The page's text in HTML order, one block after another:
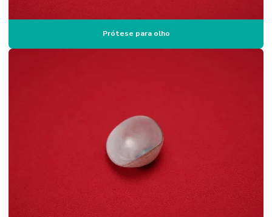
Prótese ocular de vidro
Prótese para olho